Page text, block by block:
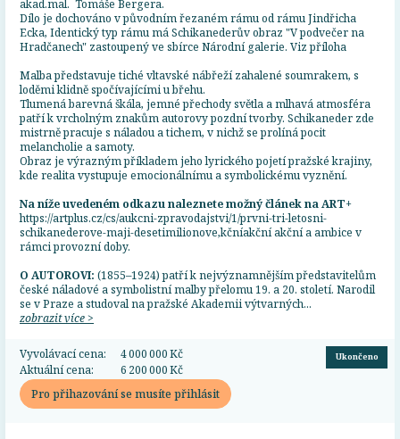
Dílo je dochováno v původním řezaném rámu od rámu Jindřicha
Ecka, Identický typ rámu má Schikanederův obraz "V podvečer na
Hradčanech" zastoupený ve sbírce Národní galerie. Viz příloha
Malba představuje tiché vltavské nábřeží zahalené soumrakem, s
loděmi klidně spočívajícími u břehu.
Tlumená barevná škála, jemné přechody světla a mlhavá atmosféra
patří k vrcholným znakům autorovy pozdní tvorby. Schikaneder zde
mistrně pracuje s náladou a tichem, v nichž se prolíná pocit
melancholie a samoty.
Obraz je výrazným příkladem jeho lyrického pojetí pražské krajiny,
kde realita vystupuje emocionálnímu a symbolickému vyznění.
Na níže uvedeném odkazu naleznete možný článek na ART+
https://artplus.cz/cs/aukcni-zpravodajstvi/1/prvni-tri-letosni-
schikanederove-maji-desetimilionove,kčníakční akční a ambice v
rámci provozní doby.
O AUTOROVI: (1855–1924) patří k nejvýznamnějším představitelům
české náladové a symbolistní malby přelomu 19. a 20. století. Narodil
se v Praze a studoval na pražské Akademii výtvarných...
zobrazit více >
Vyvolávací cena:
4 000 000 Kč
Aktuální cena:
6 200 000 Kč
Ukončeno
Pro přihazování se musíte přihlásit